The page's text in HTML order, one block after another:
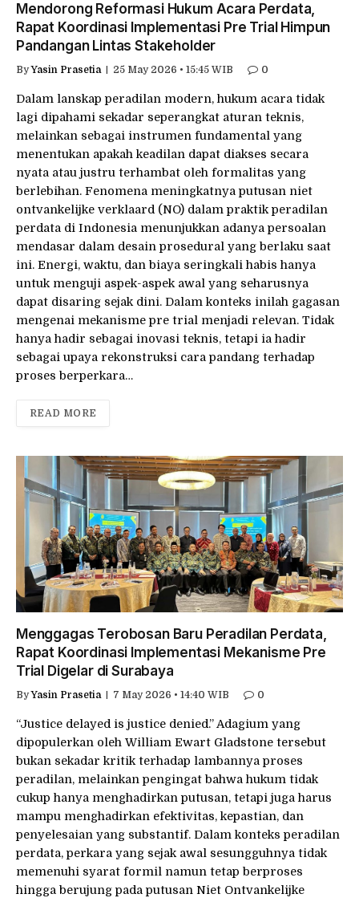
Mendorong Reformasi Hukum Acara Perdata,
Rapat Koordinasi Implementasi Pre Trial Himpun
Pandangan Lintas Stakeholder
By Yasin Prasetia 25 May 2026 • 15:45 WIB 0
Dalam lanskap peradilan modern, hukum acara tidak
lagi dipahami sekadar seperangkat aturan teknis,
melainkan sebagai instrumen fundamental yang
menentukan apakah keadilan dapat diakses secara
nyata atau justru terhambat oleh formalitas yang
berlebihan. Fenomena meningkatnya putusan niet
ontvankelijke verklaard (NO) dalam praktik peradilan
perdata di Indonesia menunjukkan adanya persoalan
mendasar dalam desain prosedural yang berlaku saat
ini. Energi, waktu, dan biaya seringkali habis hanya
untuk menguji aspek-aspek awal yang seharusnya
dapat disaring sejak dini. Dalam konteks inilah gagasan
mengenai mekanisme pre trial menjadi relevan. Tidak
hanya hadir sebagai inovasi teknis, tetapi ia hadir
sebagai upaya rekonstruksi cara pandang terhadap
proses berperkara…
READ MORE
Menggagas Terobosan Baru Peradilan Perdata,
Rapat Koordinasi Implementasi Mekanisme Pre
Trial Digelar di Surabaya
By Yasin Prasetia 7 May 2026 • 14:40 WIB 0
“Justice delayed is justice denied.” Adagium yang
dipopulerkan oleh William Ewart Gladstone tersebut
bukan sekadar kritik terhadap lambannya proses
peradilan, melainkan pengingat bahwa hukum tidak
cukup hanya menghadirkan putusan, tetapi juga harus
mampu menghadirkan efektivitas, kepastian, dan
penyelesaian yang substantif. Dalam konteks peradilan
perdata, perkara yang sejak awal sesungguhnya tidak
memenuhi syarat formil namun tetap berproses
hingga berujung pada putusan Niet Ontvankelijke